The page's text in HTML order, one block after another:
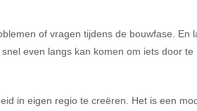
of vragen tijdens de bouwfase. En
even langs kan komen om iets door te
in eigen regio te creëren. Het is een